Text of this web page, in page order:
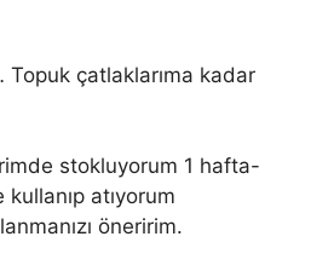
çatlaklarıma kadar
stokluyorum 1 hafta-
atıyorum
öneririm.